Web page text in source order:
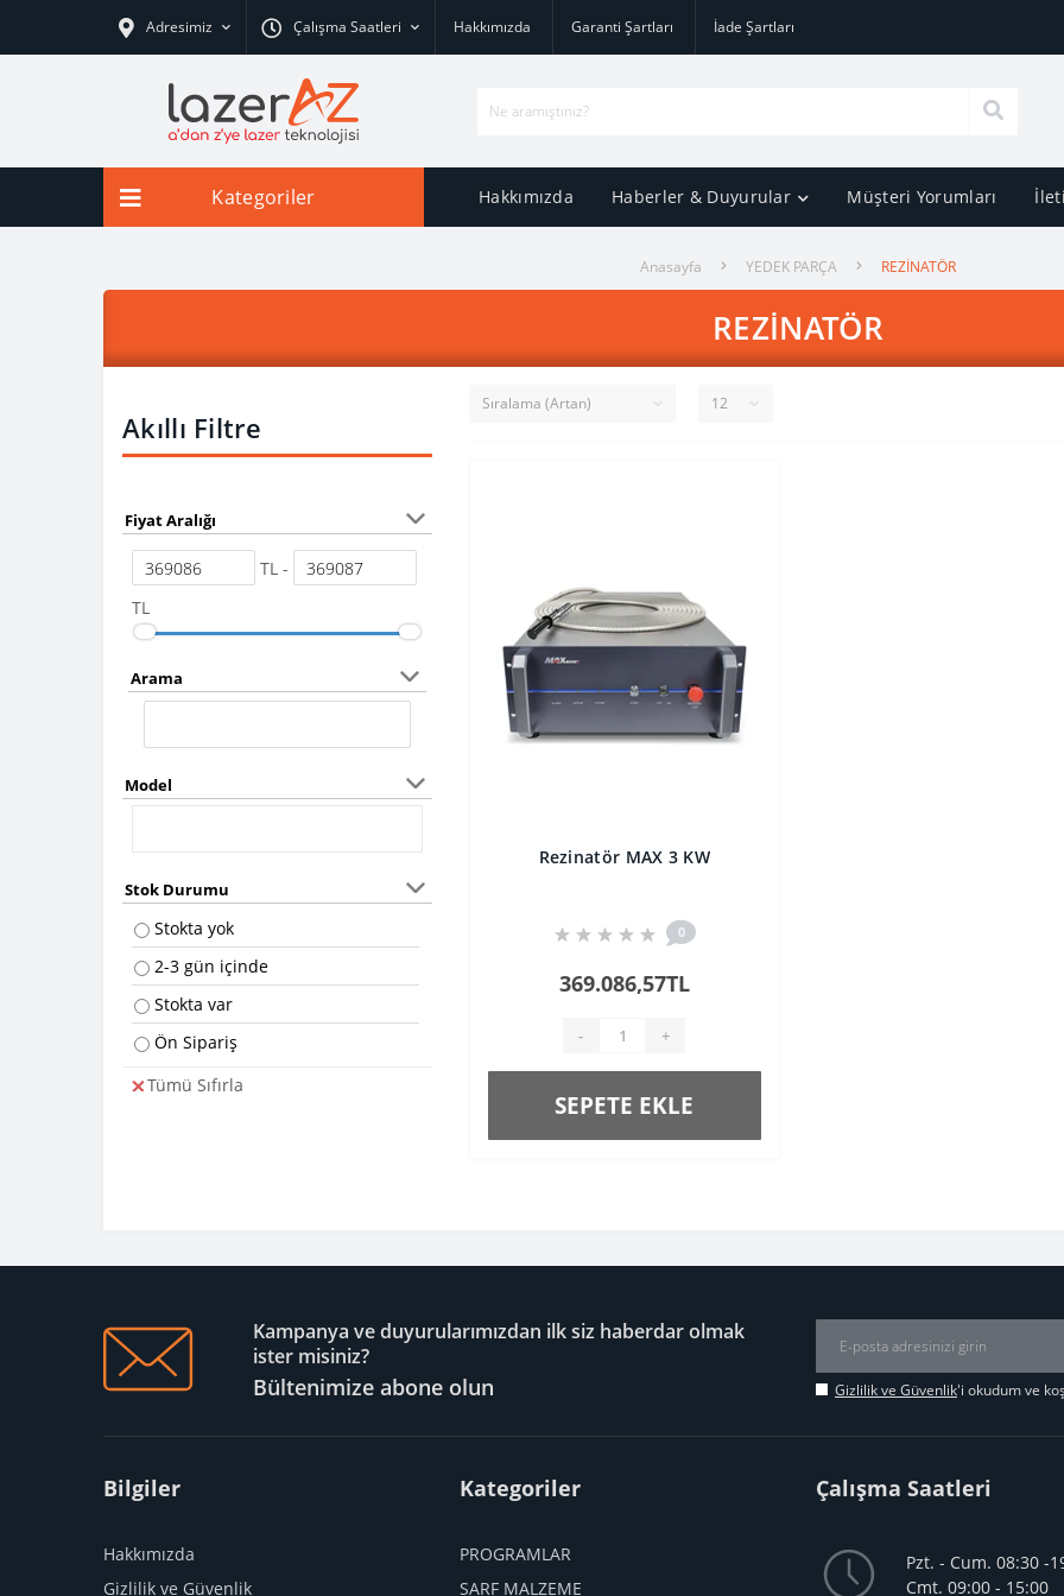
Adresimiz Çalışma Saatleri Hakkımızda Garanti Şartları İade Şartları
Kategoriler Hakkımızda Haberler & Duyurular Müşteri Yorumları
Anasayfa YEDEK PARÇA REZİNATÖR
REZİNATÖR
Akıllı Filtre
Fiyat Aralığı
TL -
TL
Arama
Model
Stok Durumu
Stokta yok
2-3 gün içinde
Stokta var
Ön Sipariş
Tümü Sıfırla
Rezinatör MAX 3 KW
0
369.086,57TL
- +
SEPETE EKLE
Kampanya ve duyurularımızdan ilk siz haberdar olmak
ister misiniz?
Bültenimize abone olun Gizlilik ve Güvenlik'i okudum ve
Bilgiler
Hakkımızda
Gizlilik ve Güvenlik
Kategoriler
PROGRAMLAR
SARF MALZEME
Çalışma Saatleri
Pzt. - Cum. 08:30 -
Cmt. 09:00 - 15:00